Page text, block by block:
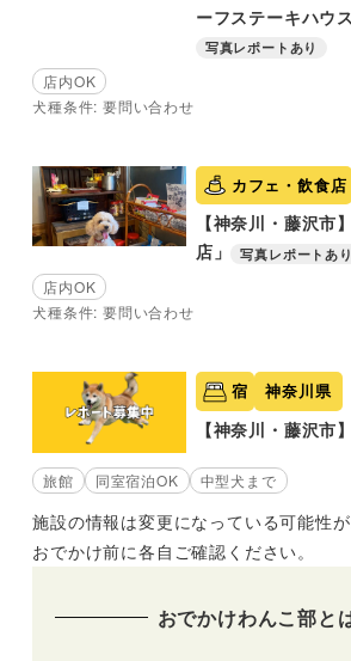
ーフステーキハウ
写真レポートあり
店内OK
犬種条件: 要問い合わせ
カフェ・飲食店
【神奈川・藤沢市
店」
写真レポートあり
店内OK
犬種条件: 要問い合わせ
宿 神奈川県
【神奈川・藤沢市
旅館 同室宿泊OK 中型犬まで
施設の情報は変更になっている可能性が
おでかけ前に各自ご確認ください。
おでかけわんこ部と